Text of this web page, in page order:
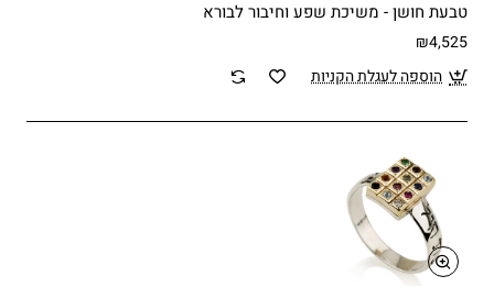
טבעת חושן - משיכת שפע וחיבור לבורא
₪4,525
הוספה לעגלת הקניות